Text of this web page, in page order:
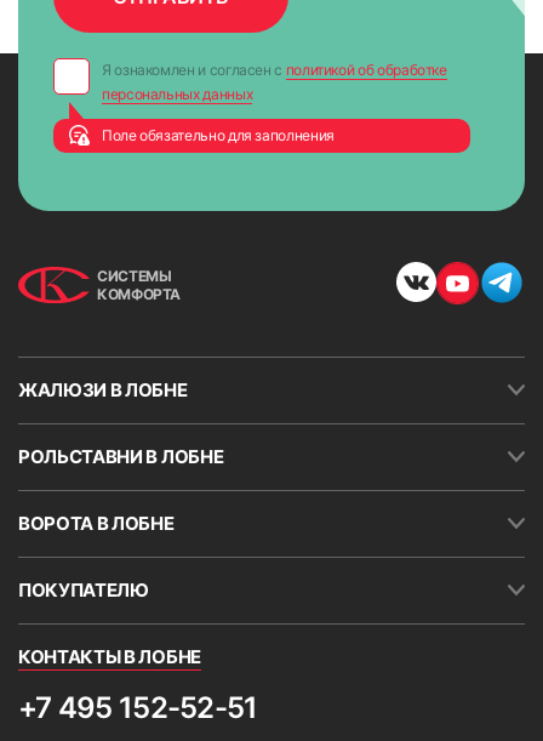
9. Натянуть леску и отрезать лишнее ножницами
Я ознакомлен и согласен с политикой об обработке
персональных данных
Поле обязательно для заполнения
СИСТЕМЫ
КОМФОРТА
ЖАЛЮЗИ В ЛОБНЕ
РОЛЬСТАВНИ В ЛОБНЕ
ВОРОТА В ЛОБНЕ
ПОКУПАТЕЛЮ
КОНТАКТЫ В ЛОБНЕ
+7 495 152-52-51